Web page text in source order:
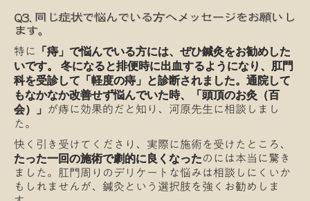
Q3. 同じ症状で悩んでいる方へメッセージをお願いし
ます。
特に
「痔」で悩んでいる方には、ぜひ鍼灸をお勧めした
いです。 冬になると排便時に出血するようになり、肛門
科を受診して「軽度の痔」と診断されました。通院して
もなかなか改善せず悩んでいた時、「頭頂のお灸（百
会）」 が痔に効果的だと知り、河原先生に相談しまし
た。
快く引き受けてくださり、実際に施術を受けたところ、
たった一回の施術で劇的に良くなったのには本当に驚き
ました。肛門周りのデリケートな悩みは相談しにくいか
もしれませんが、鍼灸という選択肢を強くお勧めしま